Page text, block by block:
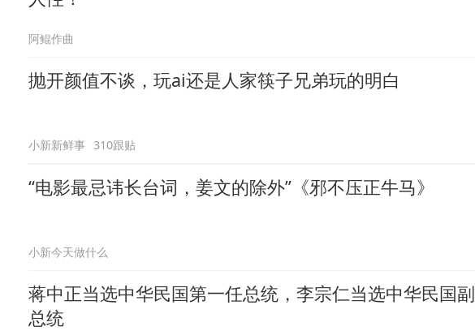
阿鲲作曲
抛开颜值不谈，玩ai还是人家筷子兄弟玩的明白
小新新鲜事 310跟贴
“电影最忌讳长台词，姜文的除外”《邪不压正牛马》
小新今天做什么
蒋中正当选中华民国第一任总统，李宗仁当选中华民国副
总统